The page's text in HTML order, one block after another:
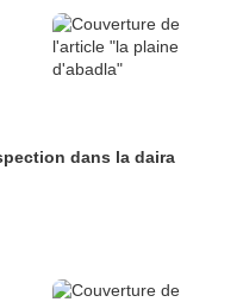
dans la daira